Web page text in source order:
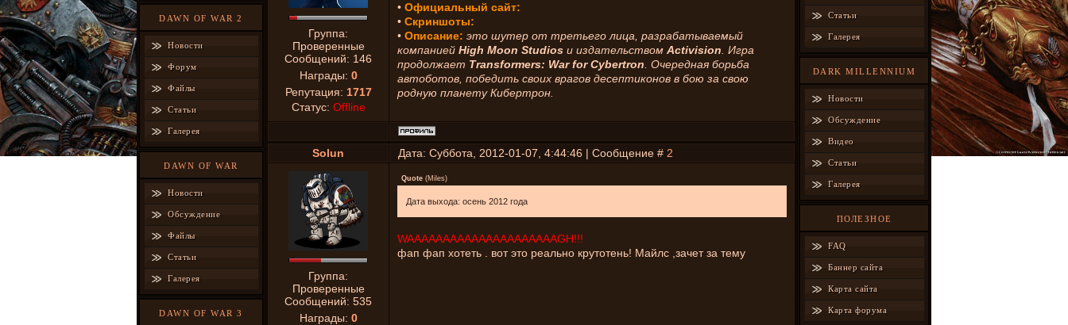
DAWN OF WAR 2
Новости
Форум
Файлы
Статьи
Галерея
DAWN OF WAR
Новости
Обсуждение
Файлы
Статьи
Галерея
DAWN OF WAR 3
Группа:
Проверенные
Сообщений: 146
Награды: 0
Репутация: 1717
Статус: Offline
• Официальный сайт:
• Скриншоты:
• Описание: это шутер от третьего лица, разрабатываемый
компанией High Moon Studios и издательством Activision . Игра
продолжает Transformers: War for Cybertron . Очередная борьба
автоботов, победить своих врагов десептиконов в бою за свою
родную планету Кибертрон.
Solun Дата: Суббота, 2012-01-07, 4:44:46 | Сообщение # 2
Группа:
Проверенные
Сообщений: 535
Награды: 0
Quote (Miles)
Дата выхода: осень 2012 года
WAAAAAAAAAAAAAAAAAAAAAGH!!!
фап фап хотеть . вот это реально крутотень! Майлс ,зачет за тему
Статьи
Галерея
DARK MILLENNIUM
Новости
Обсуждение
Видео
Статьи
Галерея
ПОЛЕЗНОЕ
FAQ
Баннер сайта
Карта сайта
Карта форума